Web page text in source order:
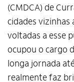
(CMDCA) de
cidades vizinhas
voltadas a esse
ocupou o cargo
longa jornada
realmente faz